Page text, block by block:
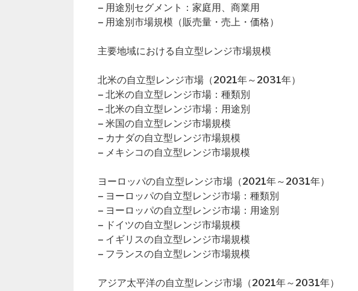
– 用途別セグメント：家庭用、商業用
– 用途別市場規模（販売量・売上・価格）
主要地域における自立型レンジ市場規模
北米の自立型レンジ市場（2021年～2031年）
– 北米の自立型レンジ市場：種類別
– 北米の自立型レンジ市場：用途別
– 米国の自立型レンジ市場規模
– カナダの自立型レンジ市場規模
– メキシコの自立型レンジ市場規模
ヨーロッパの自立型レンジ市場（2021年～2031年）
– ヨーロッパの自立型レンジ市場：種類別
– ヨーロッパの自立型レンジ市場：用途別
– ドイツの自立型レンジ市場規模
– イギリスの自立型レンジ市場規模
– フランスの自立型レンジ市場規模
アジア太平洋の自立型レンジ市場（2021年～2031年）